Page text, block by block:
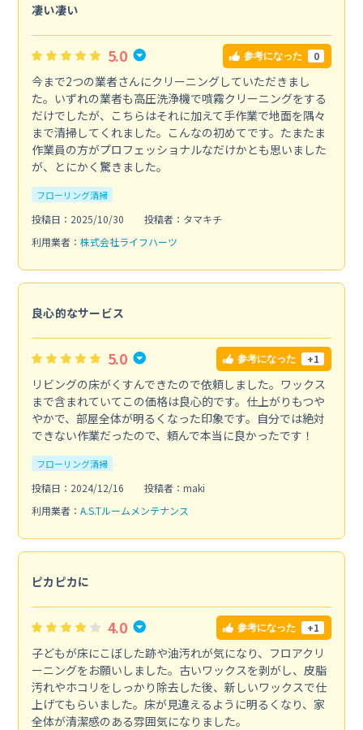
凄い凄い
5.0 参考になった 0
今まで2つの業者さんにクリーニングしていただきまし
た。いずれの業者も高圧洗浄機で噴霧クリーニングをする
だけでしたが、こちらはそれに加えて手作業で地面を隅々
まで清掃してくれました。こんなの初めてです。たまたま
作業員の方がプロフェッショナルなだけかとも思いました
が、とにかく驚きました。
フローリング清掃
投稿日：2025/10/30
投稿者：タマキチ
利用業者： 株式会社ライフハーツ
良心的なサービス
5.0 参考になった +1
リビングの床がくすんできたので依頼しました。ワックス
まで含まれていてこの価格は良心的です。仕上がりもつや
やかで、部屋全体が明るくなった印象です。自分では絶対
できない作業だったので、頼んで本当に良かったです！
フローリング清掃
投稿日：2024/12/16
投稿者：maki
利用業者： A.S.Tルームメンテナンス
ピカピカに
4.0 参考になった +1
子どもが床にこぼした跡や油汚れが気になり、フロアクリ
ーニングをお願いしました。古いワックスを剥がし、皮脂
汚れやホコリをしっかり除去した後、新しいワックスで仕
上げてもらいました。床が見違えるように明るくなり、家
全体が清潔感のある雰囲気になりました。